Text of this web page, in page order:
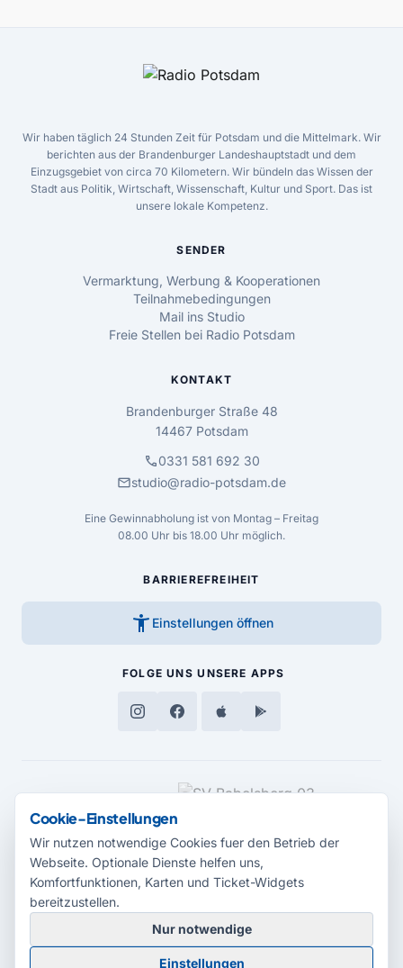
Wir haben täglich 24 Stunden Zeit für Potsdam und die Mittelmark. Wir
berichten aus der Brandenburger Landeshauptstadt und dem
Einzugsgebiet von circa 70 Kilometern. Wir bündeln das Wissen der
Stadt aus Politik, Wirtschaft, Wissenschaft, Kultur und Sport. Das ist
unsere lokale Kompetenz.
SENDER
Vermarktung, Werbung & Kooperationen
Teilnahmebedingungen
Mail ins Studio
Freie Stellen bei Radio Potsdam
KONTAKT
Brandenburger Straße 48
14467 Potsdam
call0331 581 692 30
mailstudio@radio-potsdam.de
Eine Gewinnabholung ist von Montag – Freitag
08.00 Uhr bis 18.00 Uhr möglich.
BARRIEREFREIHEIT
accessibility_new Einstellungen öffnen
FOLGE UNS UNSERE APPS
MEDIENPARTNER
© 2026 Radio Potsdam. Webseite entwickelt durch dieMedienagentur
Babelsberg
Cookie-Einstellungen
Wir nutzen notwendige Cookies fuer den Betrieb der
Webseite. Optionale Dienste helfen uns,
Komfortfunktionen, Karten und Ticket-Widgets
bereitzustellen.
Nur notwendige
Einstellungen